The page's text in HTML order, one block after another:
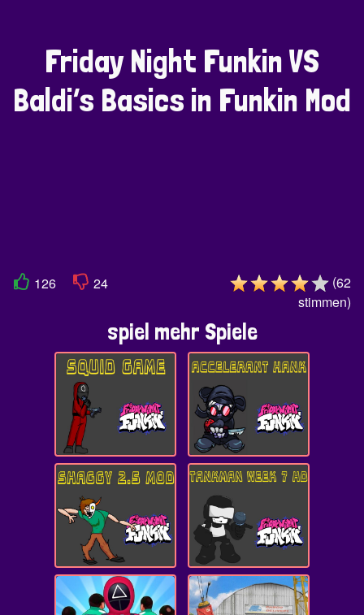
Friday Night Funkin VS
Baldi’s Basics in Funkin Mod
126 24 (62
stimmen)
spiel mehr Spiele